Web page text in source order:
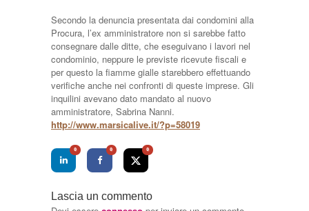
Secondo la denuncia presentata dai condomini alla
Procura, l’ex amministratore non si sarebbe fatto
consegnare dalle ditte, che eseguivano i lavori nel
condominio, neppure le previste ricevute fiscali e
per questo la fiamme gialle starebbero effettuando
verifiche anche nei confronti di queste imprese. Gli
inquilini avevano dato mandato al nuovo
amministratore, Sabrina Nanni.
http://www.marsicalive.it/?p=58019
0 0 0
Lascia un commento